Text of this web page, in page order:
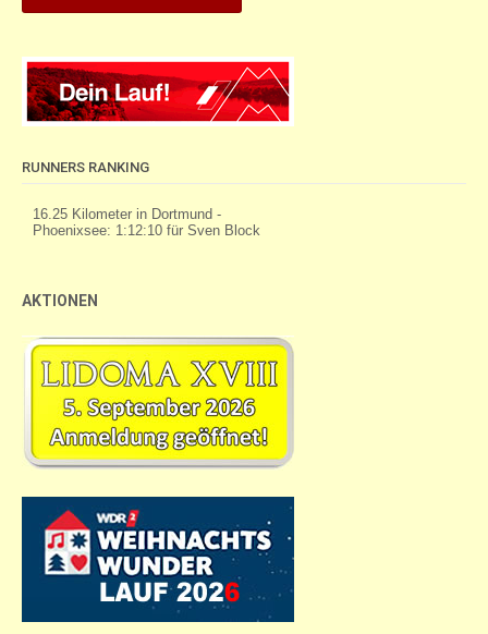
RUNNERS RANKING
AKTIONEN